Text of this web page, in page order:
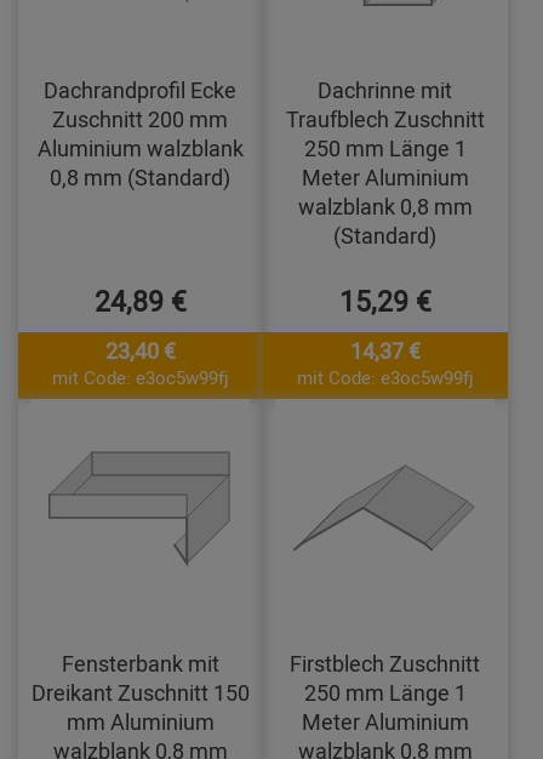
Dachrandprofil Ecke
Zuschnitt 200 mm
Aluminium walzblank
0,8 mm (Standard)
24,89 €
23,40 €
mit Code: e3oc5w99fj
Dachrinne mit
Traufblech Zuschnitt
250 mm Länge 1
Meter Aluminium
walzblank 0,8 mm
(Standard)
15,29 €
14,37 €
mit Code: e3oc5w99fj
Fensterbank mit
Dreikant Zuschnitt 150
mm Aluminium
walzblank 0,8 mm
Firstblech Zuschnitt
250 mm Länge 1
Meter Aluminium
walzblank 0,8 mm